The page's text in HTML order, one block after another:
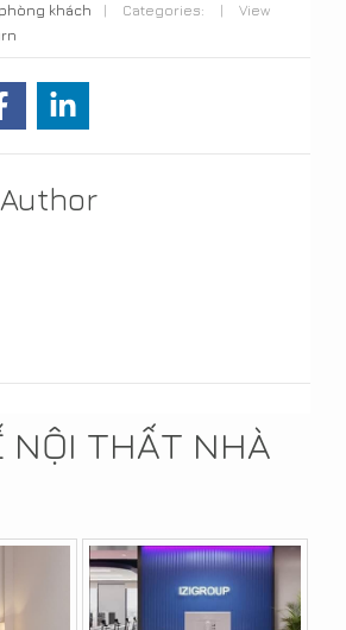
khách | Categories: |
View
NỘI THẤT NHÀ